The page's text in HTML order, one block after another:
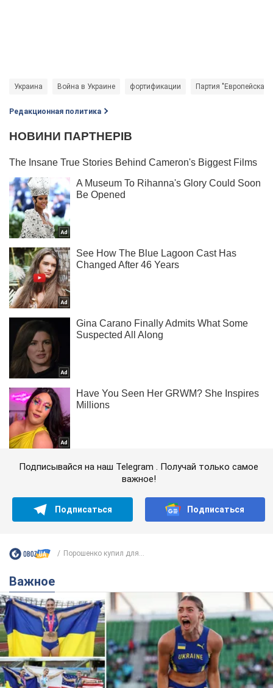
Украина Война в Украине фортификации Партия "Европейская
Редакционная политика
Подписывайся на наш Telegram . Получай только самое
важное!
Подписаться Подписаться
Порошенко купил для...
Важное